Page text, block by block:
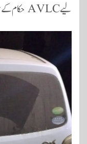
لیے AVLC حکام کے حوالے کر دیا گیا ہے۔